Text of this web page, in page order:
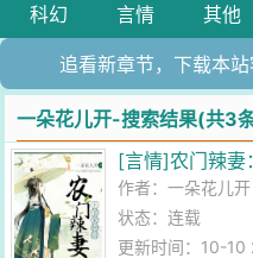
科幻
言情 其他
追看新章节，下载本
一朵花儿开-搜索结果(共3
[言情]农门辣妻
作者：一朵花儿开
状态：连载
更新时间：10-